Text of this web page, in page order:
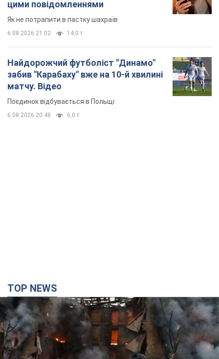
Поєдинок відбувається в Польщі
6.08.2026 20:48 6,0 т.
Кремль "спалює" останні запаси балістики в
Україні: що буде далі? Інтерв’ю з Шарпом
У липні країна-агресорка встановила "рекорд" за кількістю
балістичних ракет, запущених по Україні